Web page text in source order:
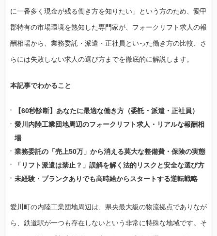
に一番多く現金が残る働き方を知りたい」という方のため、愛甲
郡特有の市場環境を熟知した専門家が、フォークリフト求人の報
酬相場から、業務委託・派遣・正社員といった働き方の比較、さ
らには失敗しない求人の選び方までを徹底的に解説します。
本記事でわかること
【60秒診断】あなたに最適な働き方（委託・派遣・正社員）
愛川内陸工業団地周辺のフォークリフト求人・リアルな報酬相
場
業務委託の「売上50万」から消える莫大な整備費・保険の実態
「リフト派遣は禁止？」誤解を解く法的リスクと安全な選び方
未経験・ブランクありでも高時給からスタートする逆転戦略
愛川町の内陸工業団地周辺は、県央最大級の物流拠点でありなが
ら、鉄道駅が一つも存在しないという非常に特殊な地域です。そ